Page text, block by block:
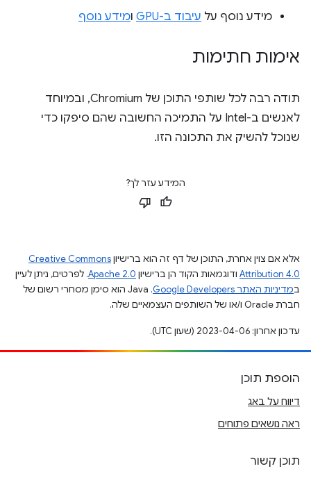
מידע נוסף על עיבוד ב-GPU ומידע נוסף
אימות חתימות
תודה רבה לכל שותפי התוכן של Chromium, ובמיוחד
לאנשים ב-Intel על התמיכה החשובה שהם סיפקו כדי
שנוכל להשיק את התכונה הזו.
המידע עזר לך?
אלא אם צוין אחרת, התוכן של דף זה הוא ברישיוןCreative Commons
Attribution 4.0 ודוגמאות הקוד הן ברישיון Apache 2.0. לפרטים, ניתן לעיין
במדיניות האתר Google Developers‏
.‏ Java הוא סימן מסחרי רשום של
חברת Oracle ו/או של השותפים העצמאיים שלה.
עדכון אחרון: 2023-04-06 (שעון UTC).
הוספת תוכן
דיווח על באג
ראה נושאים פתוחים
תוכן קשור